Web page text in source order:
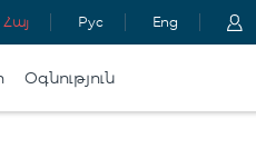
Հայ Рус Eng
Օգնություն